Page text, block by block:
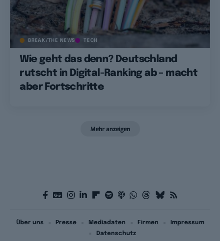
BREAK/THE NEWS TECH
Wie geht das denn? Deutschland
rutscht in Digital-Ranking ab – macht
aber Fortschritte
Mehr anzeigen
Über uns Presse Mediadaten Firmen
Impressum
Datenschutz